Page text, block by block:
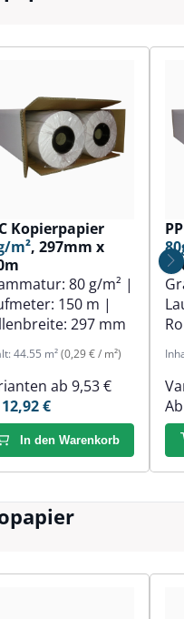
Kopierpapier
m², 297mm x
80 g/m² |
150 m |
297 mm
44.55 m²(0,29 € / m²)
ab 9,53 €
12,92 €
In den Warenkorb